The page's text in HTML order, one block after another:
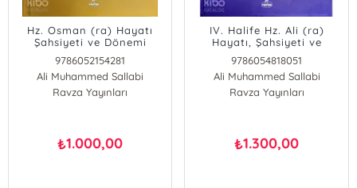
Hz. Osman (ra) Hayatı
Şahsiyeti ve Dönemi
(Ciltli)
9786052154281
Ali Muhammed Sallabi
Ravza Yayınları
₺1.000,00
IV. Halife Hz. Ali (ra)
Hayatı, Şahsiyeti ve
Dönemi (Ciltli); İslam
Tarihi Raşid Halifeler
Dönemi
9786054818051
Ali Muhammed Sallabi
Ravza Yayınları
₺1.300,00